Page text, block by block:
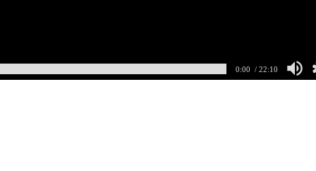
0:00 / 22:10